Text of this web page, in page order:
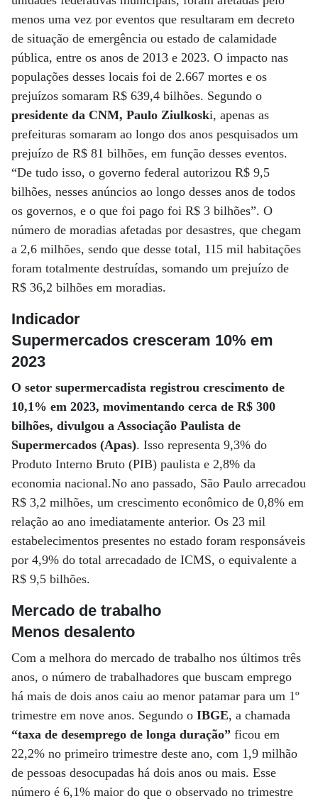
menos uma vez por eventos que resultaram em decreto
de situação de emergência ou estado de calamidade
pública, entre os anos de 2013 e 2023. O impacto nas
populações desses locais foi de 2.667 mortes e os
prejuízos somaram R$ 639,4 bilhões. Segundo o
presidente da CNM, Paulo Ziulkoski, apenas as
prefeituras somaram ao longo dos anos pesquisados um
prejuízo de R$ 81 bilhões, em função desses eventos.
“De tudo isso, o governo federal autorizou R$ 9,5
bilhões, nesses anúncios ao longo desses anos de todos
os governos, e o que foi pago foi R$ 3 bilhões”. O
número de moradias afetadas por desastres, que chegam
a 2,6 milhões, sendo que desse total, 115 mil habitações
foram totalmente destruídas, somando um prejuízo de
R$ 36,2 bilhões em moradias.
Indicador
Supermercados cresceram 10% em
2023
O setor supermercadista registrou crescimento de
10,1% em 2023, movimentando cerca de R$ 300
bilhões, divulgou a Associação Paulista de
Supermercados (Apas). Isso representa 9,3% do
Produto Interno Bruto (PIB) paulista e 2,8% da
economia nacional.No ano passado, São Paulo arrecadou
R$ 3,2 milhões, um crescimento econômico de 0,8% em
relação ao ano imediatamente anterior. Os 23 mil
estabelecimentos presentes no estado foram responsáveis
por 4,9% do total arrecadado de ICMS, o equivalente a
R$ 9,5 bilhões.
Mercado de trabalho
Menos desalento
Com a melhora do mercado de trabalho nos últimos três
anos, o número de trabalhadores que buscam emprego
há mais de dois anos caiu ao menor patamar para um 1º
trimestre em nove anos. Segundo o IBGE, a chamada
“taxa de desemprego de longa duração” ficou em
22,2% no primeiro trimestre deste ano, com 1,9 milhão
de pessoas desocupadas há dois anos ou mais. Esse
número é 6,1% maior do que o observado no trimestre